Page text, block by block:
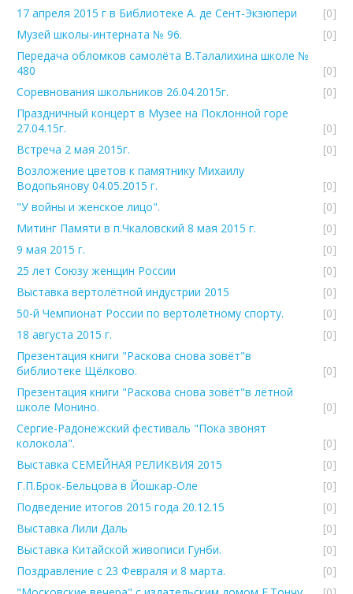
17 апреля 2015 г в Библиотеке А. де Сент-Экзюпери
[0]
Музей школы-интерната № 96.
[0]
Передача обломков самолёта В.Талалихина школе №
480
[0]
Соревнования школьников 26.04.2015г.
[0]
Праздничный концерт в Музее на Поклонной горе
27.04.15г.
[0]
Встреча 2 мая 2015г.
[0]
Возложение цветов к памятнику Михаилу
Водопьянову 04.05.2015 г.
[0]
"У войны и женское лицо".
[0]
Митинг Памяти в п.Чкаловский 8 мая 2015 г.
[0]
9 мая 2015 г.
[0]
25 лет Союзу женщин России
[0]
Выставка вертолётной индустрии 2015
[0]
50-й Чемпионат России по вертолётному спорту.
[0]
18 августа 2015 г.
[0]
Презентация книги "Раскова снова зовёт"в
библиотеке Щёлково.
[0]
Презентация книги "Раскова снова зовёт"в лётной
школе Монино.
[0]
Сергие-Радонежский фестиваль "Пока звонят
колокола".
[0]
Выставка СЕМЕЙНАЯ РЕЛИКВИЯ 2015
[0]
Г.П.Брок-Бельцова в Йошкар-Оле
[0]
Подведение итогов 2015 года 20.12.15
[0]
Выставка Лили Даль
[0]
Выставка Китайской живописи Гунби.
[0]
Поздравление с 23 Февраля и 8 марта.
[0]